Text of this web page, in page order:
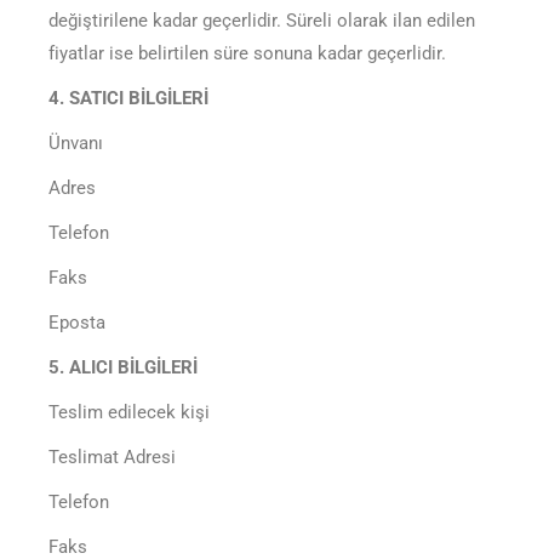
değiştirilene kadar geçerlidir. Süreli olarak ilan edilen
fiyatlar ise belirtilen süre sonuna kadar geçerlidir.
4. SATICI BİLGİLERİ
Ünvanı
Adres
Telefon
Faks
Eposta
5. ALICI BİLGİLERİ
Teslim edilecek kişi
Teslimat Adresi
Telefon
Faks